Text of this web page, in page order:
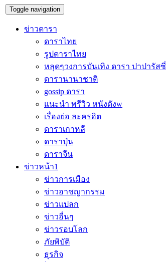
Toggle navigation
ข่าวดารา
ดาราไทย
รูปดาราไทย
หลุดๆวงการบันเทิง ดารา ปาปารัสซี่
ดารานานาชาติ
gossip ดารา
แนะนำ พรีวิว หนังดังw
เรื่องย่อ ละครฮิต
ดาราเกาหลี
ดาราปุ่น
ดาราจีน
ข่าวหน้า1
ข่าวการเมือง
ข่าวอาชญากรรม
ข่าวแปลก
ข่าวอื่นๆ
ข่าวรอบโลก
ภัยพิบัติ
ธุรกิจ